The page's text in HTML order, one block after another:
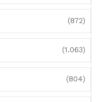
(872)
(1.063)
(804)